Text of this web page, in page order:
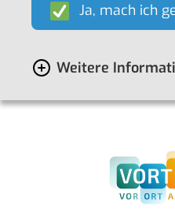
Ja, mach ich
Weitere